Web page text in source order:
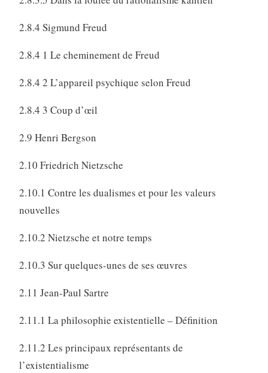
2.8.4 Sigmund Freud
2.8.4 1 Le cheminement de Freud
2.8.4 2 L’appareil psychique selon Freud
2.8.4 3 Coup d’œil
2.9 Henri Bergson
2.10 Friedrich Nietzsche
2.10.1 Contre les dualismes et pour les valeurs
nouvelles
2.10.2 Nietzsche et notre temps
2.10.3 Sur quelques-unes de ses œuvres
2.11 Jean-Paul Sartre
2.11.1 La philosophie existentielle – Définition
2.11.2 Les principaux représentants de
l’existentialisme